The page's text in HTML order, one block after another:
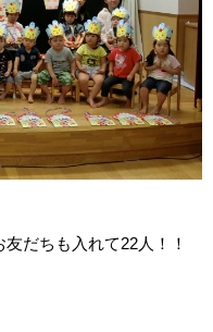
だちも入れて22人！！